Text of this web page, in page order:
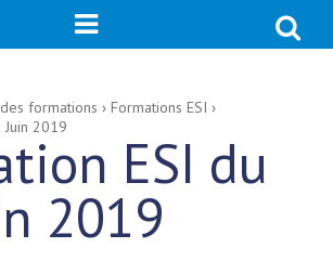
 Chercher
Recherche
formations › Formations ESI ›
2019
ESI du
2019